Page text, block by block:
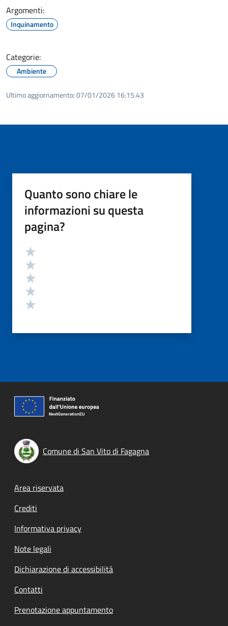
Argomenti:
Inquinamento
Categorie:
Ambiente
Ultimo aggiornamento:07/01/2026 16:15.43
Quanto sono chiare le
informazioni su questa
pagina?
Valutazione
Comune di San Vito di Fagagna
Footer menu
Area riservata
Crediti
Informativa privacy
Note legali
Dichiarazione di accessibilità
Contatti
Prenotazione appuntamento